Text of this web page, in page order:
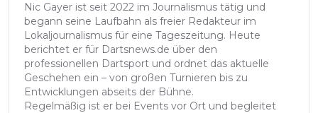
Nic Gayer ist seit 2022 im Journalismus tätig und
begann seine Laufbahn als freier Redakteur im
Lokaljournalismus für eine Tageszeitung. Heute
berichtet er für Dartsnews.de über den
professionellen Dartsport und ordnet das aktuelle
Geschehen ein – von großen Turnieren bis zu
Entwicklungen abseits der Bühne.
Regelmäßig ist er bei Events vor Ort und begleitet